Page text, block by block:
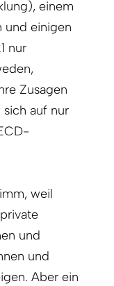
einem
und einigen
nur
Zusagen
auf nur
weil
und
und
Aber ein